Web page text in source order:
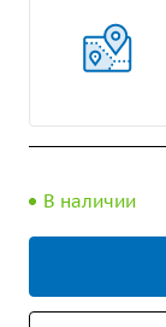
В наличии